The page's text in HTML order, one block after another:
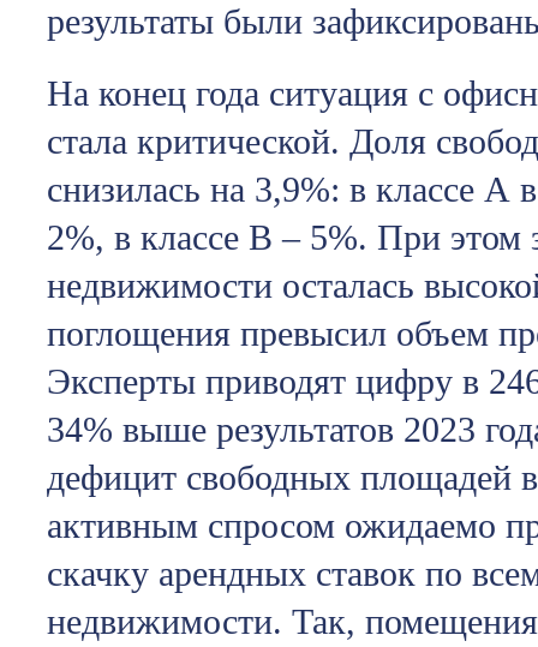
результаты были
На конец года ситуация с
стала критической. Доля
снизилась на 3,9%: в классе А
2%, в классе В – 5%. При этом
недвижимости осталась
поглощения превысил объем
Эксперты приводят цифру в
34% выше результатов 2023
дефицит свободных площадей
активным спросом ожидаемо
скачку арендных ставок по
недвижимости. Так,